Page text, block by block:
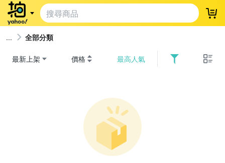
登
全部分類
最新上架 價格 最高人氣